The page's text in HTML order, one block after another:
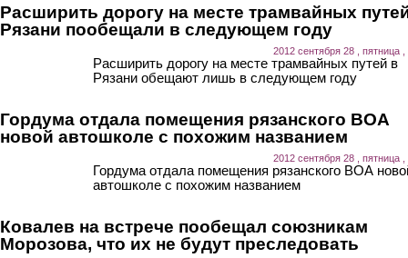
Расширить дорогу на месте трамвайных
Рязани пообещали в следующем году
2012 сентября 28 , пятница ,
Расширить дорогу на месте трамвайных путей в
Рязани обещают лишь в следующем году
Гордума отдала помещения рязанского ВОА
новой автошколе с похожим названием
2012 сентября 28 , пятница ,
Гордума отдала помещения рязанского ВОА
автошколе с похожим названием
Ковалев на встрече пообещал союзникам
Морозова, что их не будут преследовать